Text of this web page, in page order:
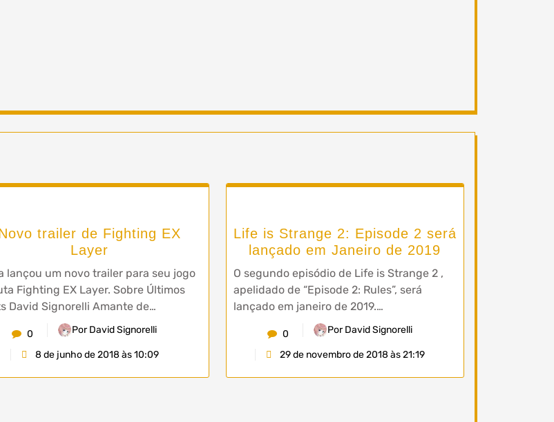
trailer de Fighting EX
Layer
lançou um novo trailer para seu jogo
Fighting EX Layer. Sobre Últimos
David Signorelli Amante de…
0 Por David Signorelli
8 de junho de 2018 às 10:09
Life is Strange 2: Episode 2 será
lançado em Janeiro de 2019
O segundo episódio de Life is Strange 2 ,
apelidado de “Episode 2: Rules”, será
lançado em janeiro de 2019.…
0 Por David Signorelli
29 de novembro de 2018 às 21:19